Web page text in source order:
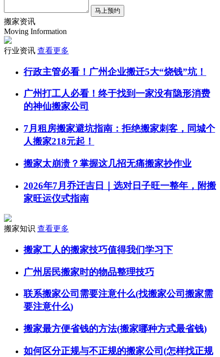
马上预约
搬家资讯
Moving Information
行业资讯 查看更多
行政主管必看！广州企业搬迁5大“烧钱”坑！
广州打工人必看！终于找到一家没有隐形消费
的神仙搬家公司
7月租房搬家避坑指南：拒绝搬家刺客，同城个
人搬家218元起！
搬家太崩溃？掌握这几招无痛搬家抄作业
2026年7月乔迁吉日｜选对日子旺一整年，附搬
家旺运仪式指南
搬家知识 查看更多
搬家工人的搬家技巧值得我们学习下
广州居民搬家时的物品整理技巧
联系搬家公司需要注意什么(找搬家公司搬家需
要注意什么)
搬家最方便省钱的方法(搬家哪种方式最省钱)
如何区分正规与不正规的搬家公司(怎样找正规